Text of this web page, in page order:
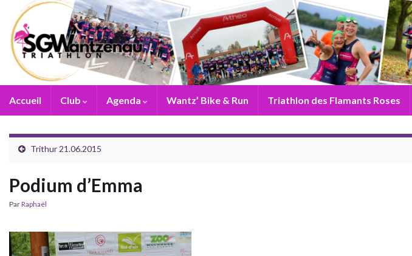
Accueil Club Agenda Wantz’ Bike & Run Triathlon des Flamants Roses
Trithur 21.06.2015
Podium d’Emma
ParRaphaël